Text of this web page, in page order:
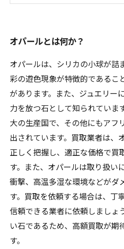
オパールとは何か？
オパールは、シリカの小球が詰
彩の遊色現象が特徴的であるこ
があります。また、ジュエリー
力を放つ石として知られていま
大の生産国で、その他にもアフ
出されています。買取業者は、
正しく把握し、適正な価格で買
す。また、オパールは取り扱い
衝撃、高温多湿な環境などがダ
す。買取を依頼する場合は、丁
信頼できる業者に依頼しましょ
い石であるため、高額買取が期
す。